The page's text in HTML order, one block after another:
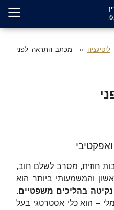
ליטיגציה
מכתב התראה לפני
חוזית, מסרב לשלם חוב,
והמשמעותי ביותר הוא
בהליכים משפטיים.
– הוא כלי אסטרטגי בעל